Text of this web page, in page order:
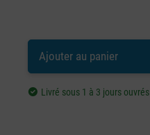
Ajouter au panier
Livré sous 1 à 3 jours ouvrés